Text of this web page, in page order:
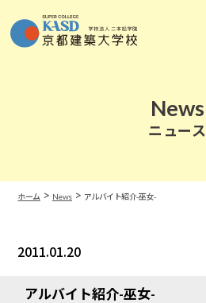
News
ニュース
ホーム > News> アルバイト紹介-巫女-
2011.01.20
アルバイト紹介-巫女-